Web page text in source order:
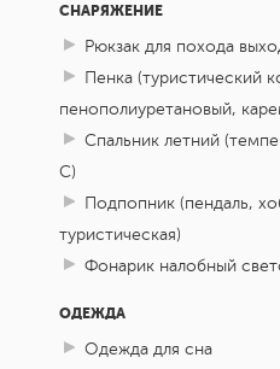
СНАРЯЖЕНИЕ
Рюкзак для похода
Пенка (туристический
пенополиуретановый,
Спальник летний
С)
Подпопник (пендаль,
туристическая)
Фонарик налобный
ОДЕЖДА
Одежда для сна